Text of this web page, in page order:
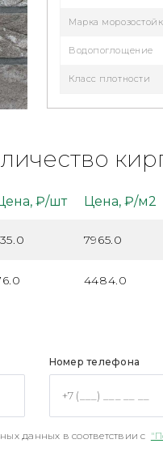
Марка
Водопоглощение
Класс плотности
₽/шт Цена, ₽/м2
7965.0
4484.0
Номер телефона
данных в соответствии с